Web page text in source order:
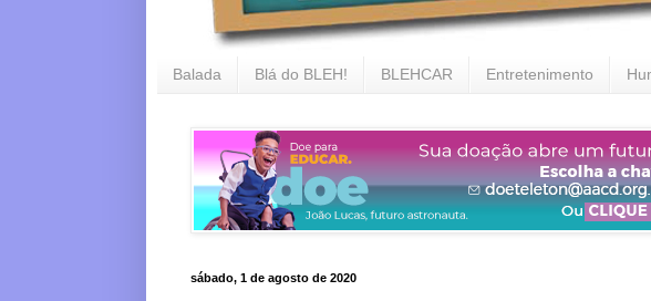
Balada Blá do BLEH! BLEHCAR Entretenimento
sábado, 1 de agosto de 2020